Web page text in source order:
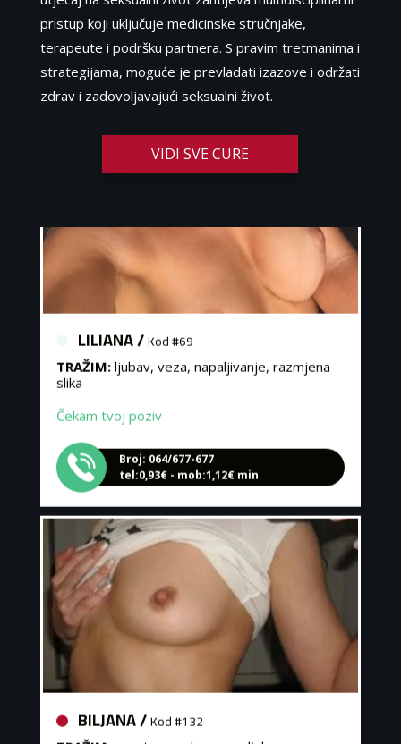
pristup koji uključuje medicinske stručnjake,
terapeute i podršku partnera. S pravim tretmanima i
strategijama, moguće je prevladati izazove i održati
zdrav i zadovoljavajući seksualni život.
VIDI SVE CURE
LILIANA /
TRAŽIM:ljubav, veza, napaljivanje, razmjena
slika
tel:0,93€ - mob:1,12€ min
BILJANA /
TRAŽIM:avantura, seks, veza, ljubav